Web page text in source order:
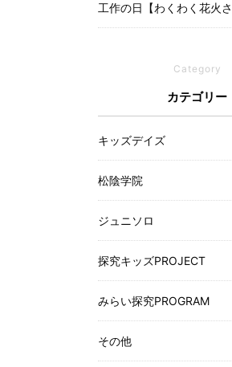
工作の日【わくわく花火さ
Category
カテゴリー
キッズデイズ
松陰学院
ジュニソロ
探究キッズPROJECT
みらい探究PROGRAM
その他